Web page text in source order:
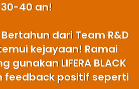
30-40 an!
dari Team R&D
temui kejayaan! Ramai
gunakan LIFERA BLACK
feedback positif seperti